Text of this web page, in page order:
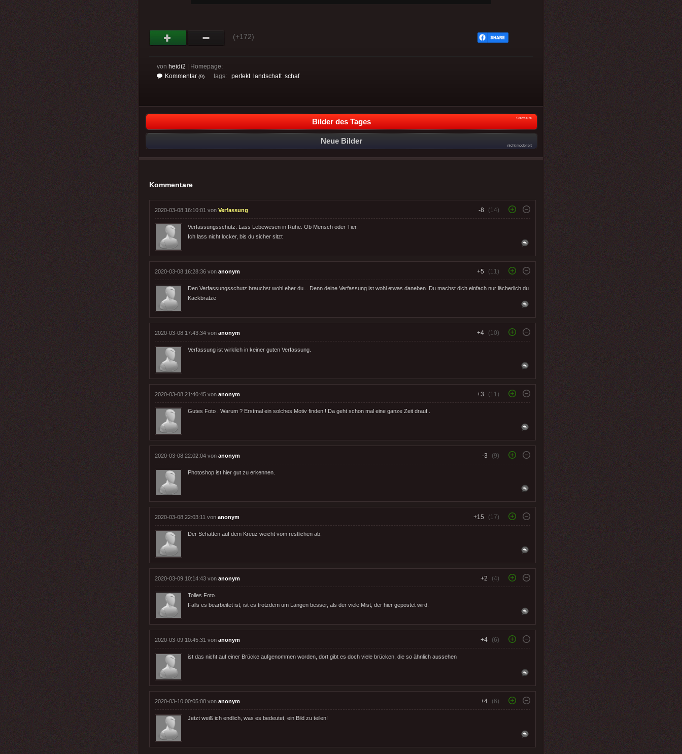
(+172)
von heidi2 | Homepage:
Kommentar (9) tags: perfekt landschaft schaf
Bilder des Tages Startseite
Neue Bilder
nicht moderiert
Kommentare
2020-03-08 16:10:01 von Verfassung -8 (14)
Verfassungsschutz. Lass Lebewesen in Ruhe. Ob Mensch oder Tier.
Ich lass nicht locker, bis du sicher sitzt
2020-03-08 16:28:36 von anonym +5 (11)
Den Verfassungsschutz brauchst wohl eher du... Denn deine Verfassung ist wohl etwas daneben. Du machst dich einfach nur lächerlich du
Kackbratze
2020-03-08 17:43:34 von anonym +4 (10)
Verfassung ist wirklich in keiner guten Verfassung.
2020-03-08 21:40:45 von anonym +3 (11)
Gutes Foto . Warum ? Erstmal ein solches Motiv finden ! Da geht schon mal eine ganze Zeit drauf .
2020-03-08 22:02:04 von anonym -3 (9)
Photoshop ist hier gut zu erkennen.
2020-03-08 22:03:11 von anonym +15 (17)
Der Schatten auf dem Kreuz weicht vom restlichen ab.
2020-03-09 10:14:43 von anonym +2 (4)
Tolles Foto.
Falls es bearbeitet ist, ist es trotzdem um Längen besser, als der viele Mist, der hier gepostet wird.
2020-03-09 10:45:31 von anonym +4 (6)
ist das nicht auf einer Brücke aufgenommen worden, dort gibt es doch viele brücken, die so ähnlich aussehen
2020-03-10 00:05:08 von anonym +4 (6)
Jetzt weiß ich endlich, was es bedeutet, ein Bild zu teilen!